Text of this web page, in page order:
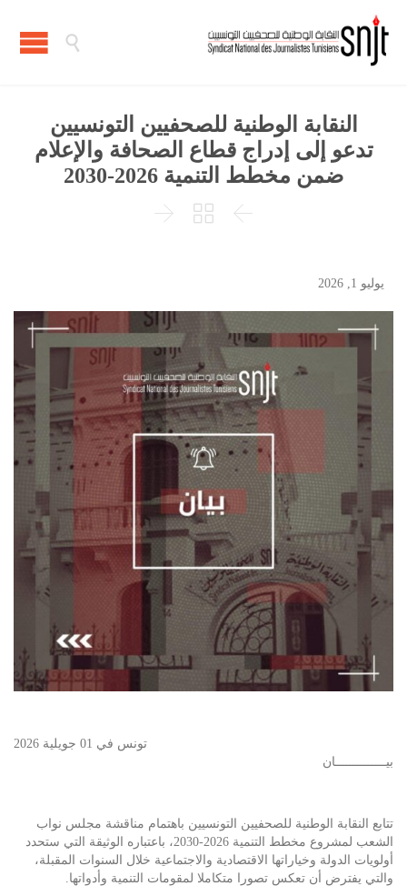

النقابة الوطنية للصحفيين التونسيين
تدعو إلى إدراج قطاع الصحافة والإعلام
ضمن مخطط التنمية 2026-2030



يوليو 1, 2026
‎تونس في 01 جويلية 2026
بيــــــــــــــان
تتابع النقابة الوطنية للصحفيين التونسيين باهتمام مناقشة مجلس نواب
الشعب لمشروع مخطط التنمية 2026-2030، باعتباره الوثيقة التي ستحدد
أولويات الدولة وخياراتها الاقتصادية والاجتماعية خلال السنوات المقبلة،
والتي يفترض أن تعكس تصورا متكاملا لمقومات التنمية وأدواتها.